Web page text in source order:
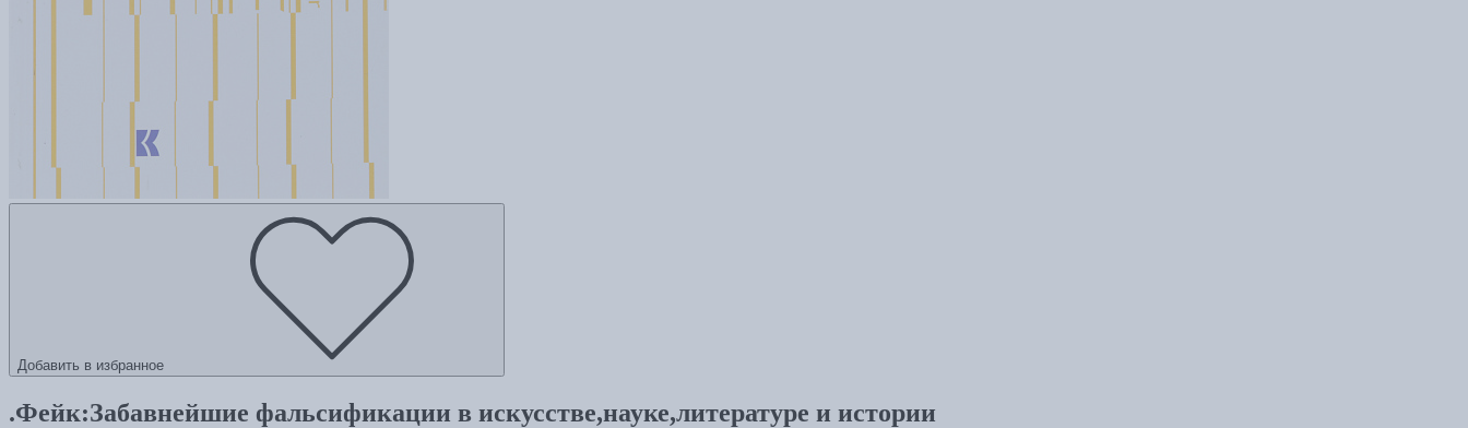
Добавить в избранное
.Фейк:Забавнейшие фальсификации в искусстве,науке,литературе и истории